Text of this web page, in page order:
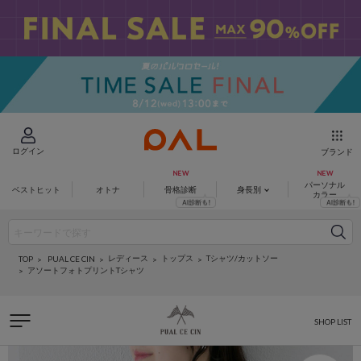
ログイン ブランド
ベストヒット オトナ 骨格診断 身長別
パーソナル
カラー
TOP PUAL CE CIN レディース トップス
Tシャツ/カットソー
アソートフォトプリントTシャツ
SHOP LIST